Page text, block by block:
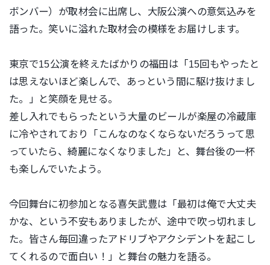
ボンバー） が取材会に出席し、大阪公演への意気込みを
語った。笑いに溢れた取材会の模様をお届けします。
東京で15公演を終えたばかりの福田は「15回もやったと
は思えないほど楽しんで、あっという間に駆け抜けまし
た。」
と笑顔を見せる。
差し入れでもらったという大量のビールが楽屋の冷蔵庫
に冷やされており「こんなのなくならないだろうって思
っていたら、綺麗になくなりました」と、舞台後の一杯
も楽しんでいたよう。
今回舞台に初参加となる喜矢武豊は「最初は俺で大丈夫
かな、という不安もありましたが、途中で吹っ切れまし
た。皆さん毎回違ったアドリブやアクシデントを起こ し
てくれるので面白い！」と舞台の魅力を語る。